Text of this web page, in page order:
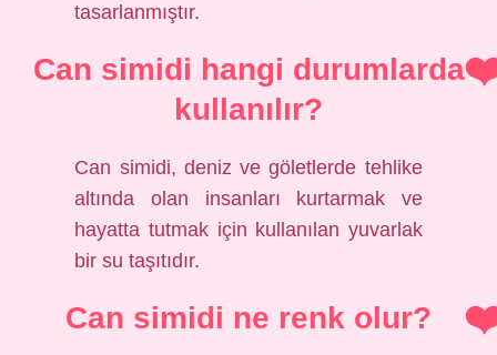
tasarlanmıştır.
Can simidi hangi durumlarda
kullanılır?
Can simidi, deniz ve göletlerde tehlike
altında olan insanları kurtarmak ve
hayatta tutmak için kullanılan yuvarlak
bir su taşıtıdır.
Can simidi ne renk olur?